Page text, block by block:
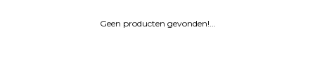
Geen producten gevonden!...